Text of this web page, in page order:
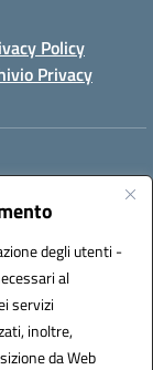
degli utenti -
al
servizi
inoltre,
da Web
Policy
Privacy